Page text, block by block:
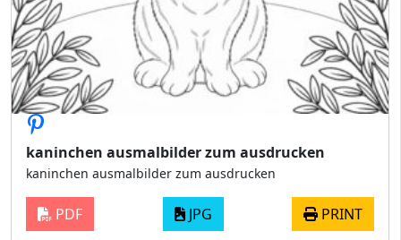
kaninchen ausmalbilder zum ausdrucken
kaninchen ausmalbilder zum ausdrucken
PDF JPG PRINT